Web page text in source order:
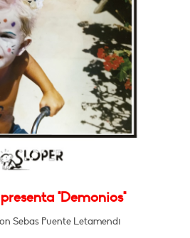
"Demonios"
Sebas Puente Letamendi